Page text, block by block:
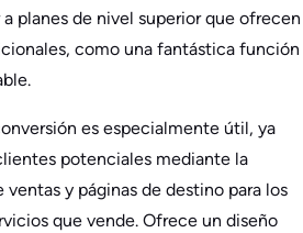
planes de nivel superior que ofrecen
como una fantástica función
es especialmente útil, ya
potenciales mediante la
y páginas de destino para los
que vende. Ofrece un diseño